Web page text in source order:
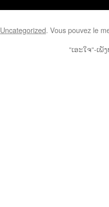
Uncategorized. Vous pouvez le
“ເອະໃຈ“-ເ